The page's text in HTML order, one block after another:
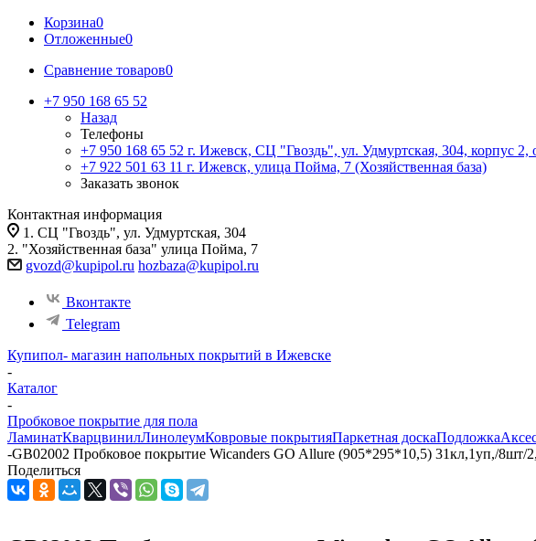
Корзина0
Отложенные0
Сравнение товаров0
+7 950 168 65 52
Назад
Телефоны
+7 950 168 65 52 г. Ижевск, СЦ "Гвоздь", ул. Удмуртская, 304, корпус 2,
+7 922 501 63 11 г. Ижевск, улица Пойма, 7 (Хозяйственная база)
Заказать звонок
Контактная информация
1. СЦ "Гвоздь", ул. Удмуртская, 304
2. "Хозяйственная база" улица Пойма, 7
gvozd@kupipol.ru hozbaza@kupipol.ru
Вконтакте
Telegram
Купипол- магазин напольных покрытий в Ижевске
-
Каталог
-
Пробковое покрытие для пола
ЛаминатКварцвинилЛинолеумКовровые покрытияПаркетная доскаПодложка
-GB02002 Пробковое покрытие Wicanders GO Allure (905*295*10,5) 31кл,1уп,/8шт/
Поделиться